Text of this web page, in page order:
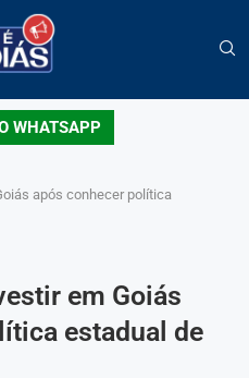
WHATSAPP
após conhecer política
em Goiás
estadual de